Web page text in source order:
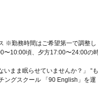
※勤務時間はご希望第一で調整し
〜10:00頃、夕方17:00〜24:00の
まま眠らせていませんか？」 “も
ングスクール 「90 English」を運